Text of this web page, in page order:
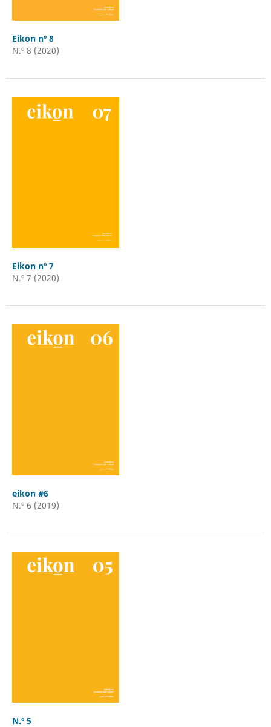
Eikon nº 8
N.º 8 (2020)
Eikon nº 7
N.º 7 (2020)
eikon #6
N.º 6 (2019)
N.º 5